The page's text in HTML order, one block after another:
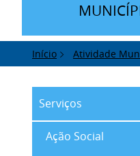
Início Atividade
Serviços
Ação Social